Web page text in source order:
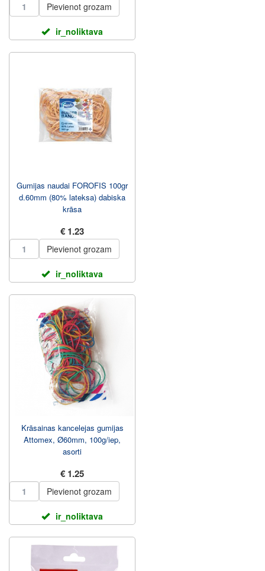
Pievienot grozam
ir_noliktava
Gumijas naudai FOROFIS 100gr
d.60mm (80% lateksa) dabiska
krāsa
€ 1.23
Pievienot grozam
ir_noliktava
Krāsainas kancelejas gumijas
Attomex, Ø60mm, 100g/iep,
asorti
€ 1.25
Pievienot grozam
ir_noliktava